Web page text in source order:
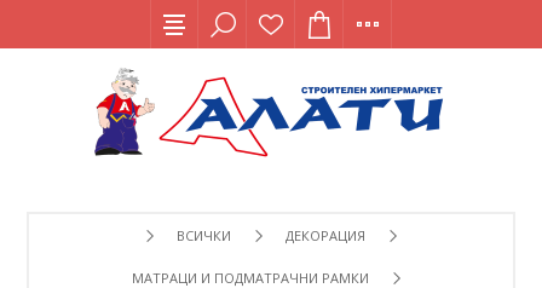
ВСИЧКИ ДЕКОРАЦИЯ
МАТРАЦИ И ПОДМАТРАЧНИ РАМКИ